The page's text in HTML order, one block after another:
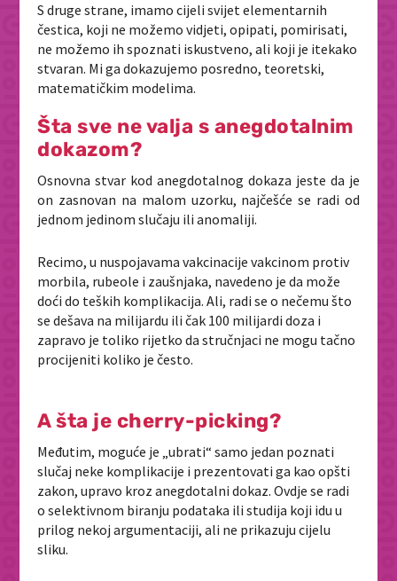
S druge strane, imamo cijeli svijet elementarnih
čestica, koji ne možemo vidjeti, opipati, pomirisati,
ne možemo ih spoznati iskustveno, ali koji je itekako
stvaran. Mi ga dokazujemo posredno, teoretski,
matematičkim modelima.
Šta sve ne valja s anegdotalnim
dokazom?
Osnovna stvar kod anegdotalnog dokaza jeste da je
on zasnovan na malom uzorku, najčešće se radi od
jednom jedinom slučaju ili anomaliji.
Recimo, u nuspojavama vakcinacije vakcinom protiv
morbila, rubeole i zaušnjaka, navedeno je da može
doći do teških komplikacija. Ali, radi se o nečemu što
se dešava na milijardu ili čak 100 milijardi doza i
zapravo je toliko rijetko da stručnjaci ne mogu tačno
procijeniti koliko je često.
A šta je cherry-picking?
Međutim, moguće je „ubrati“ samo jedan poznati
slučaj neke komplikacije i prezentovati ga kao opšti
zakon, upravo kroz anegdotalni dokaz. Ovdje se radi
o selektivnom biranju podataka ili studija koji idu u
prilog nekoj argumentaciji, ali ne prikazuju cijelu
sliku.